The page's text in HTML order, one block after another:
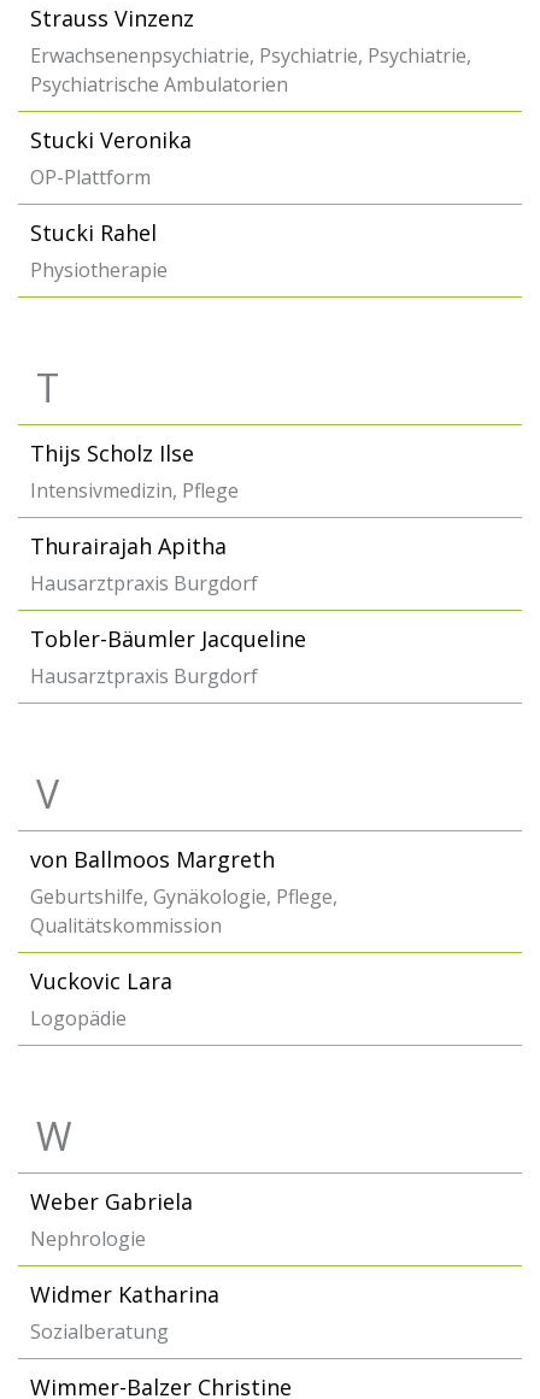
Strauss Vinzenz
Erwachsenenpsychiatrie, Psychiatrie, Psychiatrie,
Psychiatrische Ambulatorien
Stucki Veronika
OP-Plattform
Stucki Rahel
Physiotherapie
T
Thijs Scholz Ilse
Intensivmedizin, Pflege
Thurairajah Apitha
Hausarztpraxis Burgdorf
Tobler-Bäumler Jacqueline
Hausarztpraxis Burgdorf
V
von Ballmoos Margreth
Geburtshilfe, Gynäkologie, Pflege,
Qualitätskommission
Vuckovic Lara
Logopädie
W
Weber Gabriela
Nephrologie
Widmer Katharina
Sozialberatung
Wimmer-Balzer Christine